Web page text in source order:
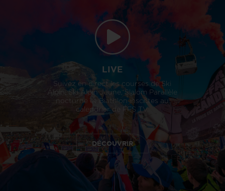
LIVE
Suivez en direct les courses de Ski
Alpin, Ski Alpin Jeune, Slalom Parallèle
nocturne et Biathlon inscrites au
calendrier de FFS TV.
DÉCOUVRIR